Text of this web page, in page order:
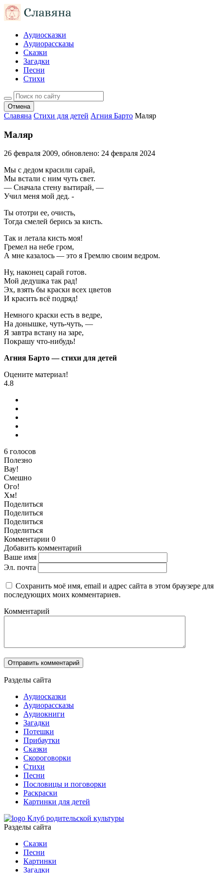
Аудиосказки
Аудиорассказы
Сказки
Загадки
Песни
Стихи
Отмена
Славяна Стихи для детей Агния Барто Маляр
Маляр
26 февраля 2009, обновлено: 24 февраля 2024
Мы с дедом красили сарай,
Мы встали с ним чуть свет.
— Сначала стену вытирай, —
Учил меня мой дед. -
Ты ототри ее, очисть,
Тогда смелей берись за кисть.
Так и летала кисть моя!
Гремел на небе гром,
А мне казалось — это я Гремлю своим ведром.
Ну, наконец сарай готов.
Мой дедушка так рад!
Эх, взять бы краски всех цветов
И красить всё подряд!
Немного краски есть в ведре,
На донышке, чуть-чуть, —
Я завтра встану на заре,
Покрашу что-нибудь!
Агния Барто — стихи для детей
Оцените материал!
4.8
6 голосов
Полезно
Вау!
Смешно
Ого!
Хм!
Поделиться
Поделиться
Поделиться
Поделиться
Комментарии 0
Добавить комментарий
Ваше имя
Эл. почта
Сохранить моё имя, email и адрес сайта в этом браузере для
последующих моих комментариев.
Комментарий
Разделы сайта
Аудиосказки
Аудиорассказы
Аудиокниги
Загадки
Потешки
Прибаутки
Сказки
Скороговорки
Стихи
Песни
Пословицы и поговорки
Раскраски
Картинки для детей
Клуб родительской культуры
Разделы сайта
Сказки
Песни
Картинки
Загадки